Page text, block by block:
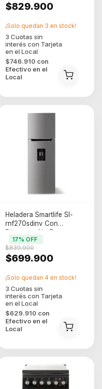
$829.900
$746.910 con
Efectivo en el
Local
¡Solo quedan 3 en stock!
Heladera Smartlife Sl-
rnf270sdinv Con
Dispenser No Frost
Inverter 260l Gris
$699.900
$839.900
17% OFF
$629.910 con
Efectivo en el
Local
¡Solo quedan 4 en stock!